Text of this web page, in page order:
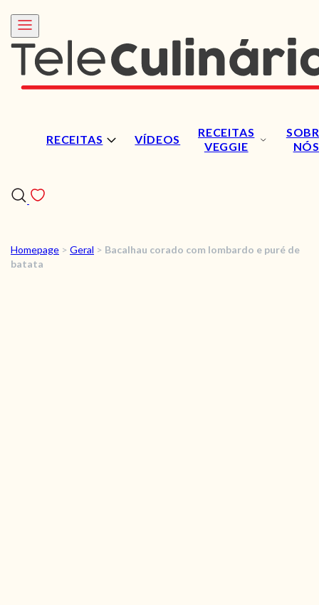
RECEITAS VÍDEOS
RECEITAS
VEGGIE
NÓS
RECEITAS
Homepage > Geral > Bacalhau corado com lombardo e puré de
batata